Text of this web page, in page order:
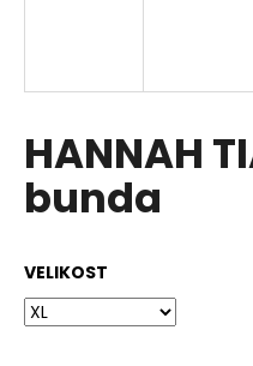
HANNAH
bunda
VELIKOST
í
?